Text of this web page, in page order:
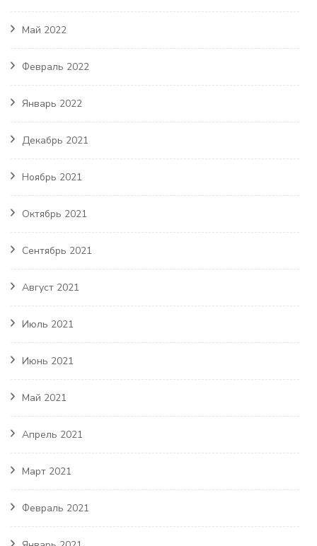
Май 2022
Февраль 2022
Январь 2022
Декабрь 2021
Ноябрь 2021
Октябрь 2021
Сентябрь 2021
Август 2021
Июль 2021
Июнь 2021
Май 2021
Апрель 2021
Март 2021
Февраль 2021